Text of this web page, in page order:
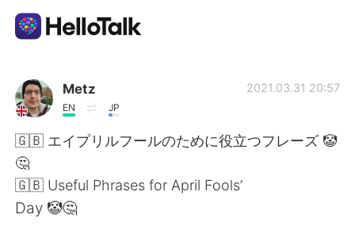
Language Exchange App
AI Grammar Checker
Metz
EN JP
2021.03.31 20:57
🇬🇧 エイプリルフールのために役立つフレーズ 🤡
🤔
🇬🇧 Useful Phrases for April Fools’
Day 🤡🤔